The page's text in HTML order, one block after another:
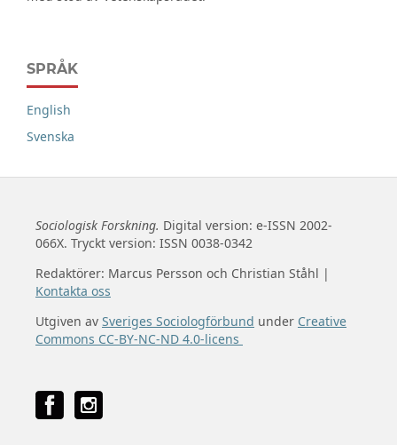
SPRÅK
English
Svenska
Sociologisk Forskning. Digital version: e-ISSN 2002-
066X. Tryckt version: ISSN 0038-0342
Redaktörer: Marcus Persson och Christian Ståhl |
Kontakta oss
Utgiven av Sveriges Sociologförbund under Creative
Commons CC-BY-NC-ND 4.0-licens